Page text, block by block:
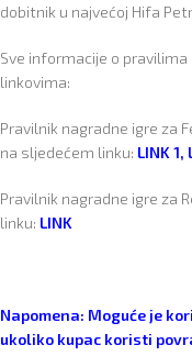
dobitnik u najvećoj Hifa
Sve informacije o
linkovima:
Pravilnik nagradne igre za
na sljedećem linku: LINK 1,
Pravilnik nagradne igre za
linku: LINK
Napomena: Moguće je
ukoliko kupac koristi